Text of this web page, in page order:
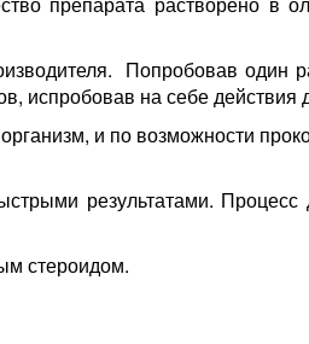
Попробовав один
испробовав на себе действия
и по возможности
результатами.
стероидом.